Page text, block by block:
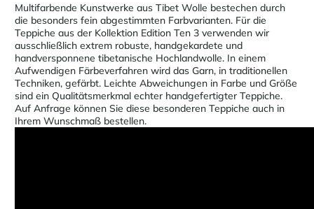
Multifarbende Kunstwerke aus Tibet Wolle bestechen durch
die besonders fein abgestimmten Farbvarianten. Für die
Teppiche aus der Kollektion Edition Ten 3 verwenden wir
ausschließlich extrem robuste, handgekardete und
handversponnene tibetanische Hochlandwolle. In einem
Aufwendigen Färbeverfahren wird das Garn, in traditionellen
Techniken, gefärbt. Leichte Abweichungen in Farbe und Größe
sind ein Qualitätsmerkmal echter handgefertigter Teppiche.
Auf Anfrage können Sie diese besonderen Teppiche auch in
Ihrem Wunschmaß bestellen.